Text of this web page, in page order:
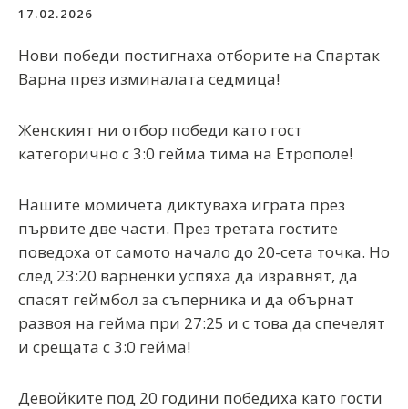
17.02.2026
Нови победи постигнаха отборите на Спартак
Варна през изминалата седмица!
Женският ни отбор победи като гост
категорично с 3:0 гейма тима на Етрополе!
Нашите момичета диктуваха играта през
първите две части. През третата гостите
поведоха от самото начало до 20-сета точка. Но
след 23:20 варненки успяха да изравнят, да
спасят геймбол за съперника и да обърнат
развоя на гейма при 27:25 и с това да спечелят
и срещата с 3:0 гейма!
Девойките под 20 години победиха като гости